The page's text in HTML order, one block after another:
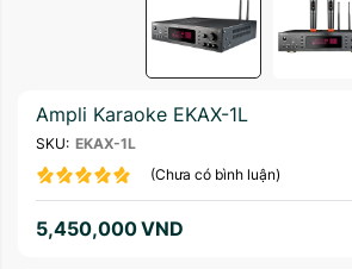
Ampli Karaoke EKAX-1L
SKU: EKAX-1L
(Chưa có bình luận)
5,450,000VND